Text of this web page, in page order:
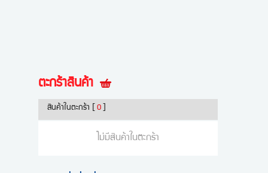
ตะกร้าสินค้า
สินค้าในตะกร้า 0
ไม่มีสินค้าในตะกร้า